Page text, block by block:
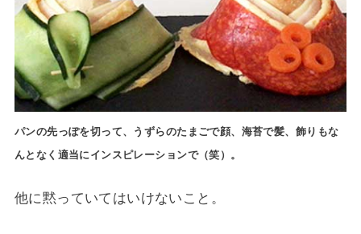
パンの先っぽを切って、うずらのたまごで顔、海苔で髪、飾りもな
んとなく適当にインスピレーションで（笑）。
他に黙っていてはいけないこと。